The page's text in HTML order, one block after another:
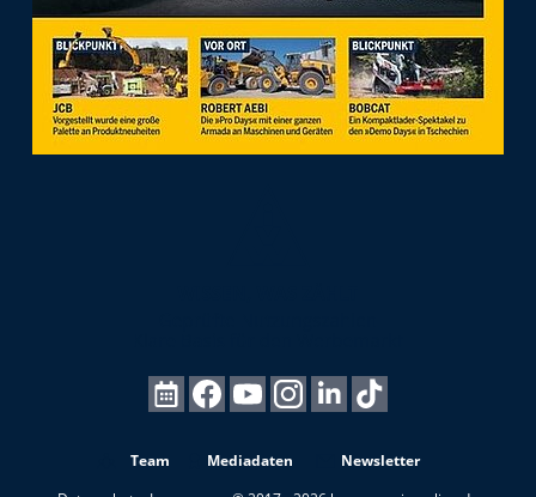
Team Mediadaten
Newsletter